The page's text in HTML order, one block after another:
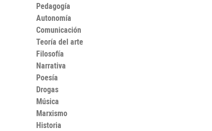
Pedagogía
Autonomía
Comunicación
Teoría del arte
Filosofía
Narrativa
Poesía
Drogas
Música
Marxismo
Historia